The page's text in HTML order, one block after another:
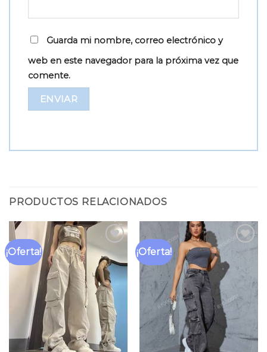
Guarda mi nombre, correo electrónico y
web en este navegador para la próxima vez que
comente.
PRODUCTOS RELACIONADOS
¡Oferta!
Añadir
a la
lista
de
deseos
¡Oferta!
Añadir
lista
de